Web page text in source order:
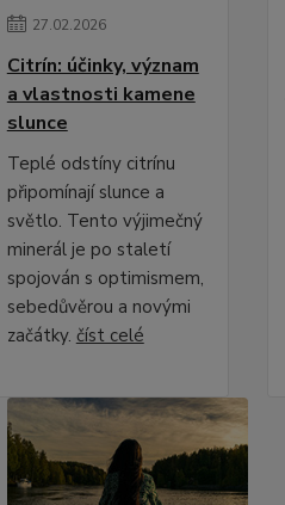
27.02.2026
Citrín: účinky, význam
a vlastnosti kamene
slunce
Teplé odstíny citrínu
připomínají slunce a
světlo. Tento výjimečný
minerál je po staletí
spojován s optimismem,
sebedůvěrou a novými
začátky. číst celé